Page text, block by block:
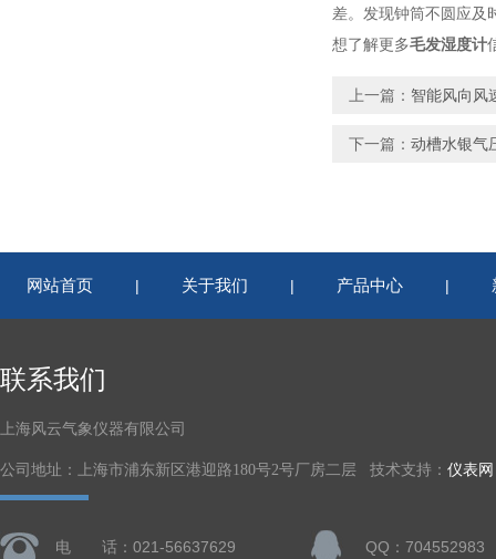
差。发现钟筒不圆应及
想了解更多毛发湿度计
上一篇： 智能风向风
下一篇： 动槽水银气
网站首页 | 关于我们 | 产品中心 |
联系我们
上海风云气象仪器有限公司
公司地址：上海市浦东新区港迎路180号2号厂房二层 技术支持： 仪表网
电 话：021-56637629 QQ：704552983